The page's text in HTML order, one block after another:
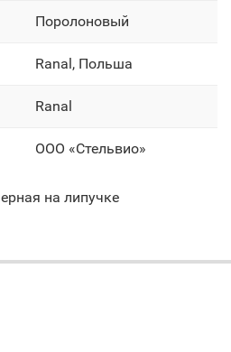
Поролоновый
Ranal, Польша
Ranal
OOO «Стельвио»
на липучке